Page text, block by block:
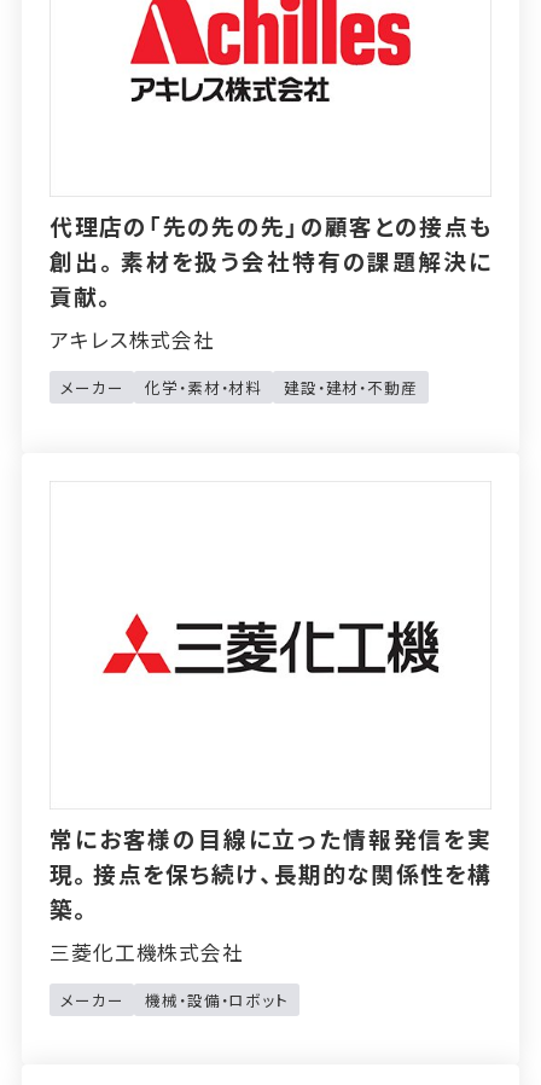
代理店の「先の先の先」の顧客との接点も
創出。素材を扱う会社特有の課題解決に
貢献。
アキレス株式会社
メーカー 化学・素材・材料 建設・建材・不動産
常にお客様の目線に立った情報発信を実
現。接点を保ち続け、長期的な関係性を構
築。
三菱化工機株式会社
メーカー 機械・設備・ロボット